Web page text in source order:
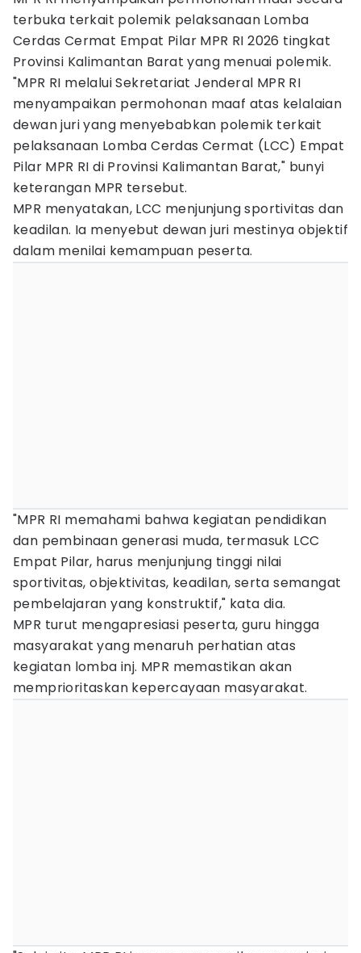
terbuka terkait polemik pelaksanaan Lomba
Cerdas Cermat Empat Pilar MPR RI 2026 tingkat
Provinsi Kalimantan Barat yang menuai polemik.
"MPR RI melalui Sekretariat Jenderal MPR RI
menyampaikan permohonan maaf atas kelalaian
dewan juri yang menyebabkan polemik terkait
pelaksanaan Lomba Cerdas Cermat (LCC) Empat
Pilar MPR RI di Provinsi Kalimantan Barat," bunyi
keterangan MPR tersebut.
MPR menyatakan, LCC menjunjung sportivitas dan
keadilan. Ia menyebut dewan juri mestinya objektif
dalam menilai kemampuan peserta.
"MPR RI memahami bahwa kegiatan pendidikan
dan pembinaan generasi muda, termasuk LCC
Empat Pilar, harus menjunjung tinggi nilai
sportivitas, objektivitas, keadilan, serta semangat
pembelajaran yang konstruktif," kata dia.
MPR turut mengapresiasi peserta, guru hingga
masyarakat yang menaruh perhatian atas
kegiatan lomba inj. MPR memastikan akan
memprioritaskan kepercayaan masyarakat.